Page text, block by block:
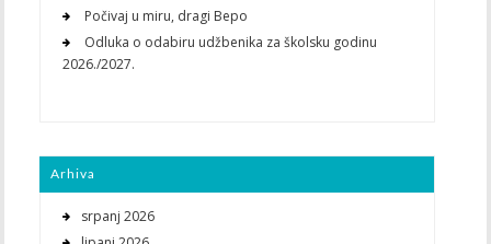
Počivaj u miru, dragi Bepo
Odluka o odabiru udžbenika za školsku godinu
2026./2027.
Arhiva
srpanj 2026